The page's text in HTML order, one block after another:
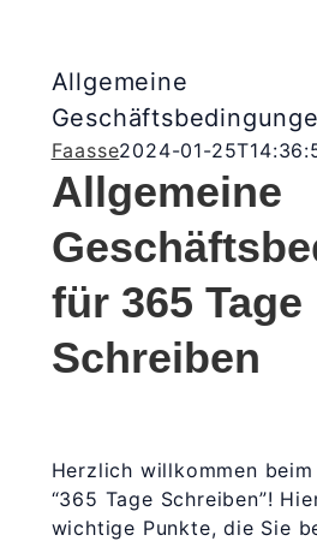
Allgemeine
Faasse2024-01-
Allgemeine
für 365 Tage
Schreiben
Herzlich willkommen beim
“365 Tage Schreiben”!
wichtige Punkte, die Sie